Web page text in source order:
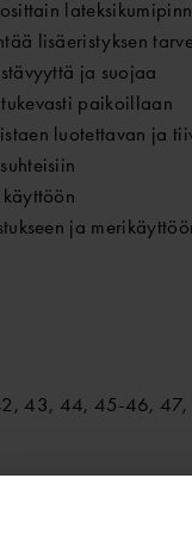
lisäeristyksen
ja suojaa
paikoillaan
luotettavan ja
ja
43, 44, 45-46, 47,